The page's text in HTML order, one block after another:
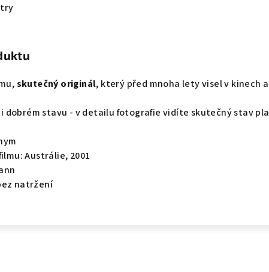
skutečný originál, který před mnoha lety visel v kinech
dobrém stavu - v detailu fotografie vidíte skutečný stav
Austrálie, 2001
natržení